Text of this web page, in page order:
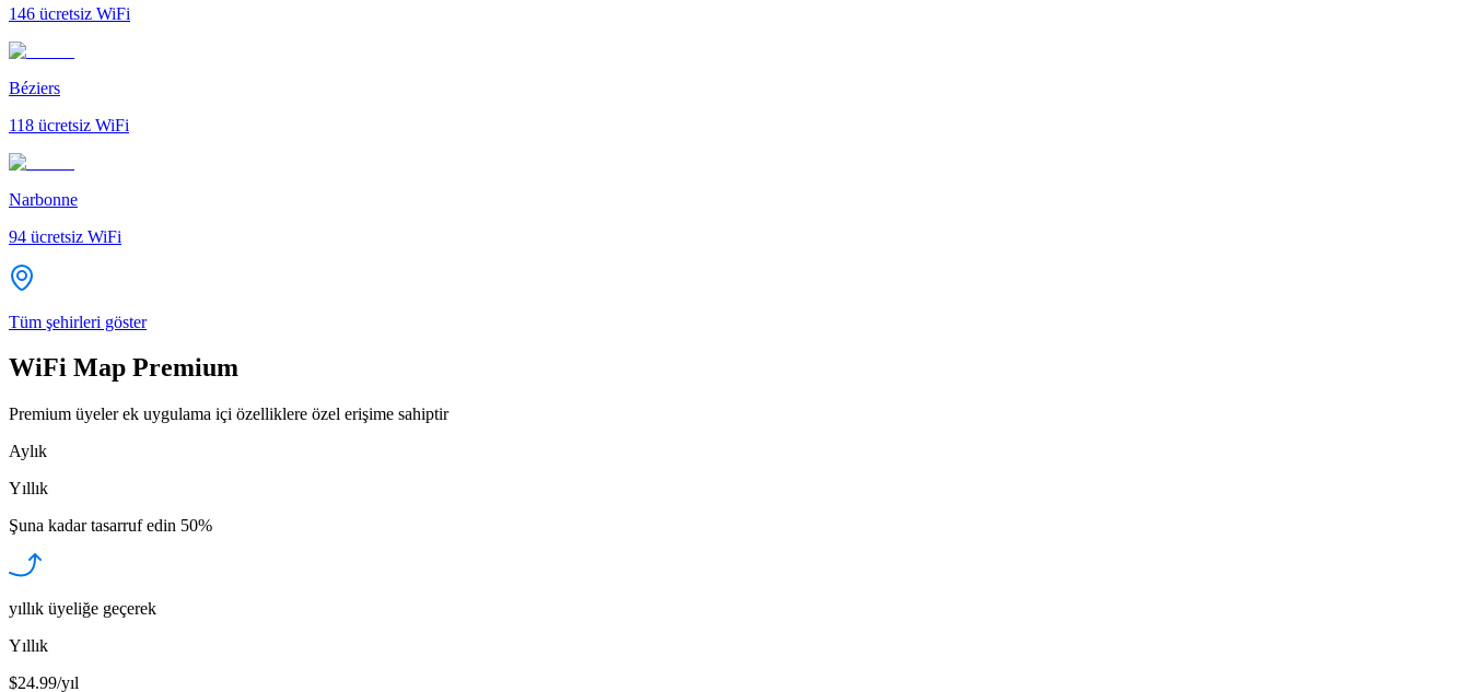
146 ücretsiz WiFi
Béziers
118 ücretsiz WiFi
Narbonne
94 ücretsiz WiFi
Tüm şehirleri göster
WiFi Map Premium
Premium üyeler ek uygulama içi özelliklere özel erişime sahiptir
Aylık
Yıllık
Şuna kadar tasarruf edin 50%
yıllık üyeliğe geçerek
Yıllık
$24.99/yıl